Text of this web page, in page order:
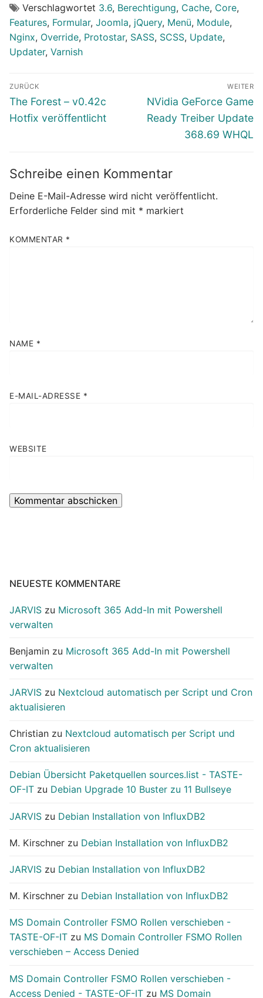
Verschlagwortet 3.6, Berechtigung, Cache, Core,
Features, Formular, Joomla, jQuery, Menü, Module,
Nginx, Override, Protostar, SASS, SCSS, Update,
Updater, Varnish
Beitragsnavigation
ZURÜCK
Vorheriger
Beitrag:
The Forest – v0.42c
Hotfix veröffentlicht
WEITER
Nächster
Beitrag:
NVidia GeForce Game
Ready Treiber Update
368.69 WHQL
Schreibe einen Kommentar
Deine E-Mail-Adresse wird nicht veröffentlicht.
Erforderliche Felder sind mit * markiert
KOMMENTAR *
NAME *
E-MAIL-ADRESSE *
WEBSITE
NEUESTE KOMMENTARE
JARVIS zu Microsoft 365 Add-In mit Powershell
verwalten
Benjamin zu Microsoft 365 Add-In mit Powershell
verwalten
JARVIS zu Nextcloud automatisch per Script und Cron
aktualisieren
Christian zu Nextcloud automatisch per Script und
Cron aktualisieren
Debian Übersicht Paketquellen sources.list - TASTE-
OF-IT zu Debian Upgrade 10 Buster zu 11 Bullseye
JARVIS zu Debian Installation von InfluxDB2
M. Kirschner zu Debian Installation von InfluxDB2
JARVIS zu Debian Installation von InfluxDB2
M. Kirschner zu Debian Installation von InfluxDB2
MS Domain Controller FSMO Rollen verschieben -
TASTE-OF-IT zu MS Domain Controller FSMO Rollen
verschieben – Access Denied
MS Domain Controller FSMO Rollen verschieben -
Access Denied - TASTE-OF-IT zu MS Domain